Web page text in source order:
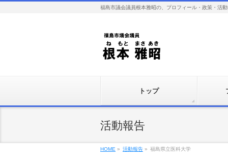
福島市議会議員根本雅昭の、プロフィール・政策・活動
トップ
活動報告
HOME » 活動報告 » 福島県立医科大学